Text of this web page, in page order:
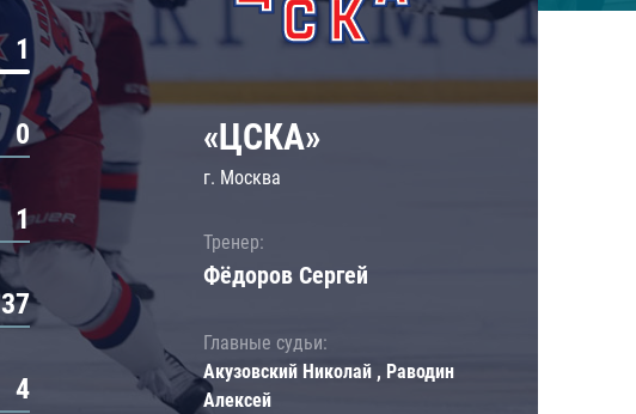
1
0
1
37
4
«ЦСКА»
г. Москва
Тренер:
Фёдоров Сергей
Главные судьи:
Акузовский Николай , Раводин
Алексей